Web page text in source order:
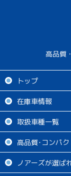
高品質
トップ
在庫車情報
取扱車種一覧
高品質･コンパ
ノアーズが選ば